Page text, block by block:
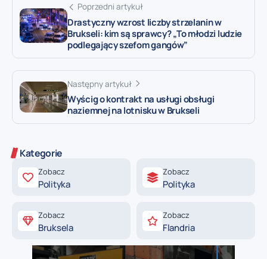
Poprzedni artykuł
Drastyczny wzrost liczby strzelanin w
Brukseli: kim są sprawcy? „To młodzi ludzie
podlegający szefom gangów”
Następny artykuł
Wyścig o kontrakt na usługi obsługi
naziemnej na lotnisku w Brukseli
Kategorie
Zobacz
Polityka
Zobacz
Polityka
Zobacz
Bruksela
Zobacz
Flandria